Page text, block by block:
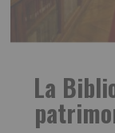
La